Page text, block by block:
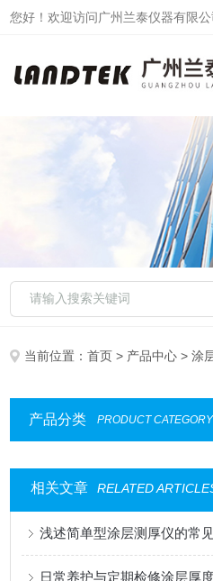
您好！欢迎访问广州兰泰仪器有限公
当前位置：首页 > 产品中心 >涂
产品分类 PRODUCT CATEGORY
相关文章 RELATED
浅述简单型涂层测厚仪的常